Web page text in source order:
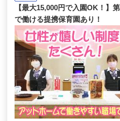
【最大15,000円で入園OK！】
で働ける提携保育園あり！